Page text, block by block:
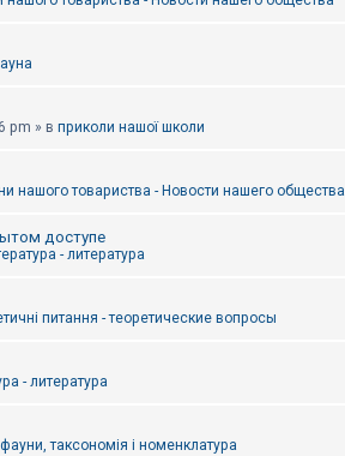
pm » в приколи нашої школи
нашого товариства - Новости нашего общества
доступе
- литература
питання - теоретические вопросы
- литература
таксономія і номенклатура